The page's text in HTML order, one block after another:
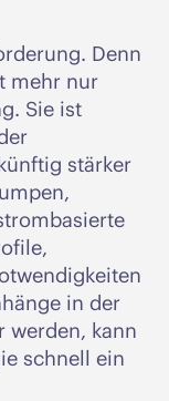
Denn
mehr nur
Sie ist
stärker
in der
werden, kann
schnell ein